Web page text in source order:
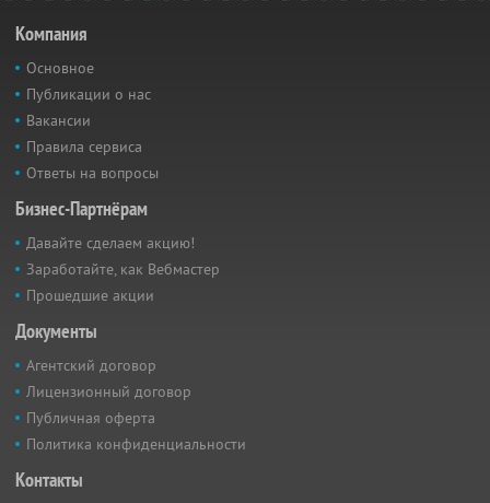
Компания
Основное
Публикации о нас
Вакансии
Правила сервиса
Ответы на вопросы
Бизнес-Партнёрам
Давайте сделаем акцию!
Заработайте, как Вебмастер
Прошедшие акции
Документы
Агентский договор
Лицензионный договор
Публичная оферта
Политика конфиденциальности
Контакты